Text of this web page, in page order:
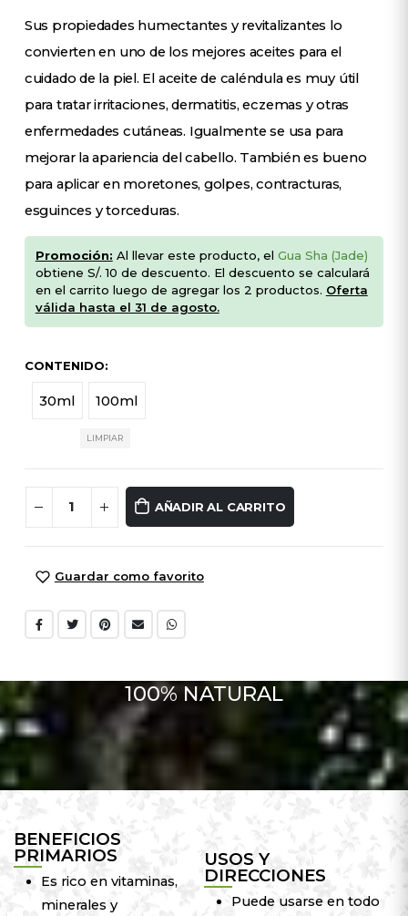
Sus propiedades humectantes y revitalizantes lo
convierten en uno de los mejores aceites para el
cuidado de la piel. El aceite de caléndula es muy útil
para tratar irritaciones, dermatitis, eczemas y otras
enfermedades cutáneas. Igualmente se usa para
mejorar la apariencia del cabello. También es bueno
para aplicar en moretones, golpes, contracturas,
esguinces y torceduras.
Promoción: Al llevar este producto, el Gua Sha (Jade)
obtiene S/. 10 de descuento. El descuento se calculará
en el carrito luego de agregar los 2 productos. Oferta
válida hasta el 31 de agosto.
CONTENIDO
30ml 100ml
LIMPIAR
AÑADIR AL CARRITO
Guardar como favorito
100% NATURAL
BENEFICIOS
PRIMARIOS
Es rico en vitaminas,
minerales y
USOS Y
DIRECCIONES
Puede usarse en todo